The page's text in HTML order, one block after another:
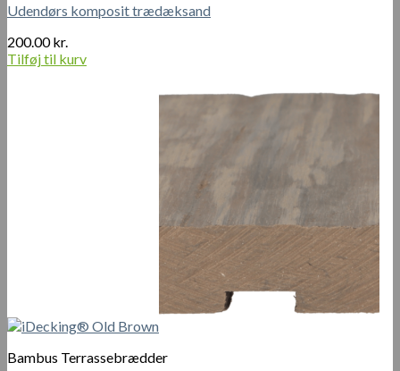
Udendørs komposit trædæksand
200.00kr.
Tilføj til kurv
Bambus Terrassebrædder